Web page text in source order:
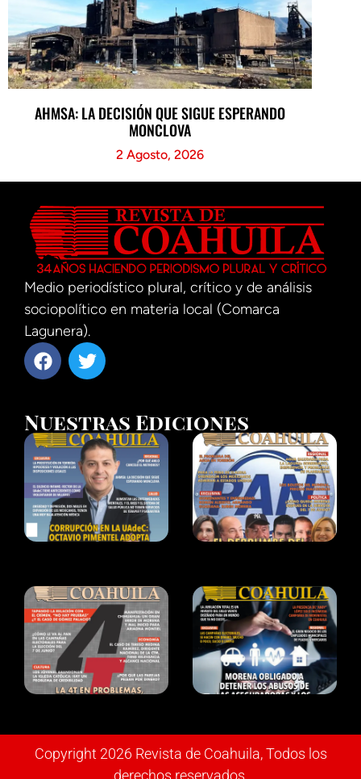
AHMSA: LA DECISIÓN QUE SIGUE ESPERANDO
MONCLOVA
2 Agosto, 2026
Medio periodístico plural, crítico y de análisis
sociopolítico en materia local (Comarca
Lagunera).
Nuestras Ediciones
Copyright 2026 Revista de Coahuila, Todos los
derechos reservados.